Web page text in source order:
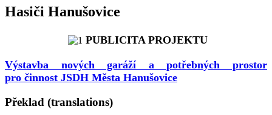
Hasiči Hanušovice
PUBLICITA PROJEKTU
Výstavba nových garáží a potřebných prostor
pro činnost JSDH Města Hanušovice
Překlad (translations)